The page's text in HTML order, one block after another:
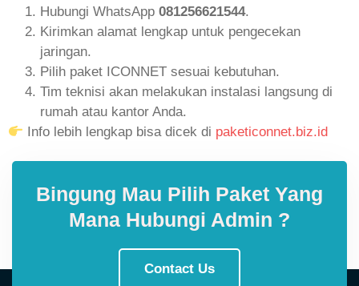
Hubungi WhatsApp 081256621544.
Kirimkan alamat lengkap untuk pengecekan
jaringan.
Pilih paket ICONNET sesuai kebutuhan.
Tim teknisi akan melakukan instalasi langsung di
rumah atau kantor Anda.
Info lebih lengkap bisa dicek di paketiconnet.biz.id
Bingung Mau Pilih Paket Yang
Mana Hubungi Admin ?
Contact Us